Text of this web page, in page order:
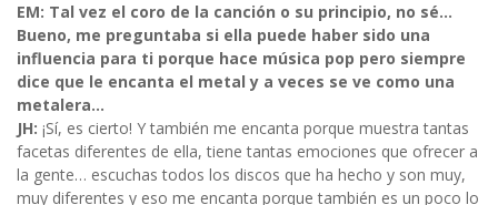
EM: Tal vez el coro de la canción o su principio, no sé…
Bueno, me preguntaba si ella puede haber sido una
influencia para ti porque hace música pop pero siempre
dice que le encanta el metal y a veces se ve como una
metalera…
JH: ¡Sí, es cierto! Y también me encanta porque muestra tantas
facetas diferentes de ella, tiene tantas emociones que ofrecer a
la gente… escuchas todos los discos que ha hecho y son muy,
muy diferentes y eso me encanta porque también es un poco lo